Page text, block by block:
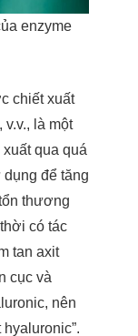
enzyme
chiết xuất
là một
qua quá
để tăng
thương
có tác
tan axit
cục và
nên